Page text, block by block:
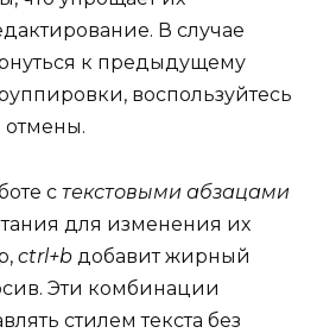
В случае
к предыдущему
воспользуйтесь
с текстовыми абзацами
для изменения их
ctrl+b добавит жирный
Эти комбинации
стилем текста без